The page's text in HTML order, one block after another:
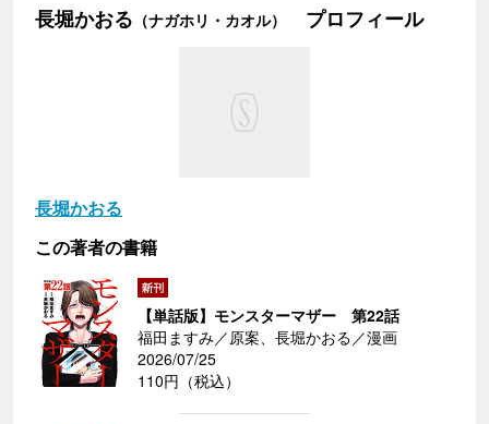
長堀かおる （ナガホリ・カオル） プロフィール
長堀かおる
この著者の書籍
【単話版】モンスターマザー 第22話
福田ますみ／原案、長堀かおる／漫画
2026/07/25
110円（税込）